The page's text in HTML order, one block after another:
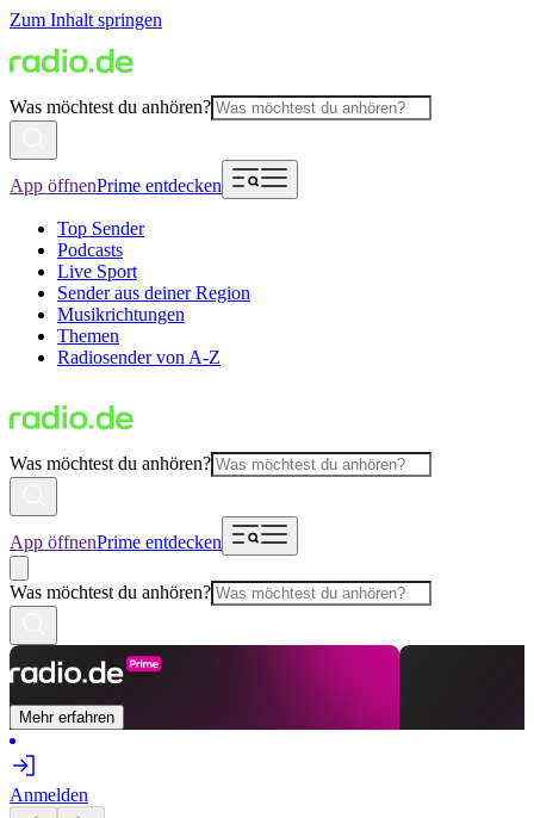
Zum Inhalt springen
Was möchtest du anhören?
App öffnenPrime entdecken
Top Sender
Podcasts
Live Sport
Sender aus deiner Region
Musikrichtungen
Themen
Radiosender von A-Z
Was möchtest du anhören?
App öffnenPrime entdecken
Was möchtest du anhören?
Mehr erfahren
Anmelden